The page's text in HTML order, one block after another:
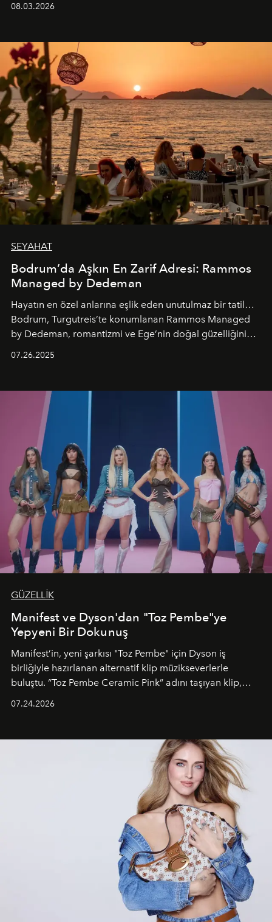
08.03.2026
SEYAHAT
Bodrum’da Aşkın En Zarif Adresi: Rammos
Managed by Dedeman
Hayatın en özel anlarına eşlik eden unutulmaz bir tatil…
Bodrum, Turgutreis’te konumlanan Rammos Managed
by Dedeman, romantizmi ve Ege’nin doğal güzelliğini
07.26.2025
GÜZELLİK
Manifest ve Dyson'dan "Toz Pembe"ye
Yepyeni Bir Dokunuş
Manifest’in, yeni şarkısı "Toz Pembe" için Dyson iş
birliğiyle hazırlanan alternatif klip müzikseverlerle
buluştu. “Toz Pembe Ceramic Pink” adını taşıyan klip,
unsurlarından biri olarak öne çıkıyor.
07.24.2026